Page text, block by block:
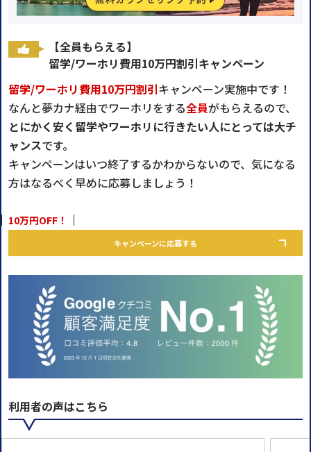
【全員もらえる】
留学/ワーホリ費用10万円割引キャンペーン
留学/ワーホリ費用10万円割引キャンペーン実施中です！
なんと夢カナ経由でワーホリをする全員がもらえるので、
とにかく安く留学やワーホリに行きたい人にとっては大チ
ャンスです。
キャンペーンはいつ終了するかわからないので、気になる
方はなるべく早めに応募しましょう！
10万円OFF！
キャンペーンに応募する
利用者の声はこちら